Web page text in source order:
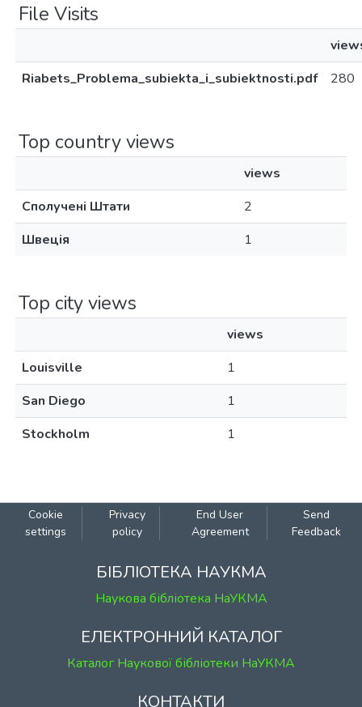
File Visits
Riabets_Problema_subiekta_i_subiektnosti.pdf
280
Top country views
views
Сполучені Штати
2
Швеція
1
Top city views
views
Louisville
1
San Diego
1
Stockholm
1
Cookie
settings
Privacy
policy
End User
Agreement
Send
Feedback
БІБЛІОТЕКА НАУКМА
Наукова бібліотека НаУКМА
ЕЛЕКТРОННИЙ КАТАЛОГ
Каталог Наукової бібліотеки НаУКМА
КОНТАКТИ